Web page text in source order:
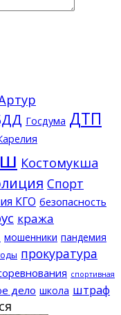
Госдума ДТП
Костомукша
Спорт
КГО безопасность
кража
мошенники пандемия
прокуратура
спортивная
дело школа штраф